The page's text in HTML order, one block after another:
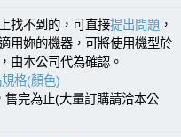
找不到的，可直接提出問題 ，
用妳的機器，可將使用機型於
由本公司代為確認。
格(顏色)
售完為止(大量訂購請洽本公